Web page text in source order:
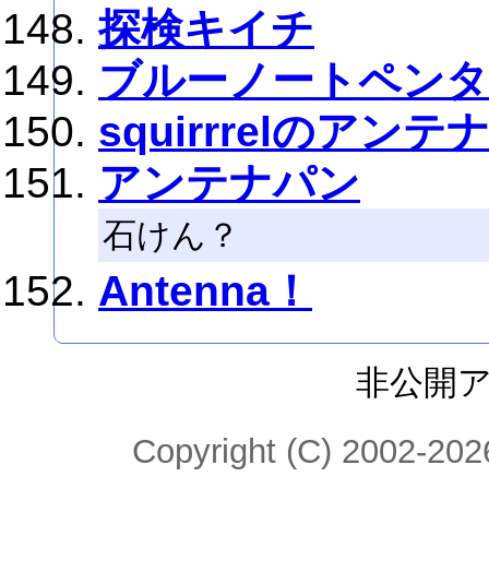
探検キイチ
ブルーノートペン
squirrrelのアンテナ
アンテナパン
石けん？
Antenna！
非公開
Copyright (C) 2002-